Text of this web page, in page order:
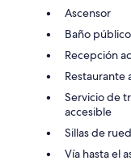
Ascensor
Baño
Recepción
Restaurante
Servicio de
accesible
Sillas de
Vía hasta el